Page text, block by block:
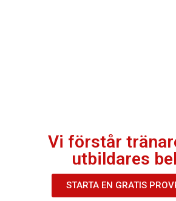
Vi förstår
utbildares
STARTA EN GRATIS